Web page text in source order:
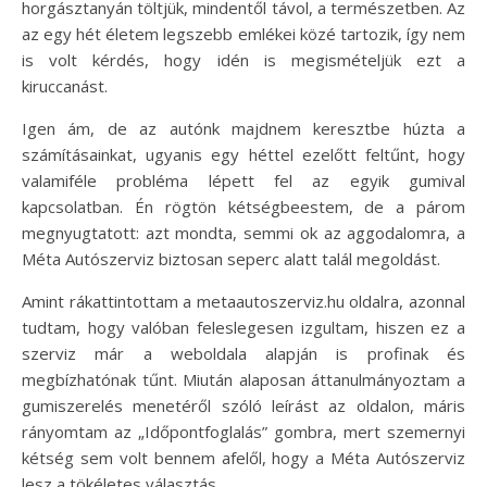
horgásztanyán töltjük, mindentől távol, a természetben. Az
az egy hét életem legszebb emlékei közé tartozik, így nem
is volt kérdés, hogy idén is megismételjük ezt a
kiruccanást.
Igen ám, de az autónk majdnem keresztbe húzta a
számításainkat, ugyanis egy héttel ezelőtt feltűnt, hogy
valamiféle probléma lépett fel az egyik gumival
kapcsolatban. Én rögtön kétségbeestem, de a párom
megnyugtatott: azt mondta, semmi ok az aggodalomra, a
Méta Autószerviz biztosan seperc alatt talál megoldást.
Amint rákattintottam a metaautoszerviz.hu oldalra, azonnal
tudtam, hogy valóban feleslegesen izgultam, hiszen ez a
szerviz már a weboldala alapján is profinak és
megbízhatónak tűnt. Miután alaposan áttanulmányoztam a
gumiszerelés menetéről szóló leírást az oldalon, máris
rányomtam az „Időpontfoglalás” gombra, mert szemernyi
kétség sem volt bennem afelől, hogy a Méta Autószerviz